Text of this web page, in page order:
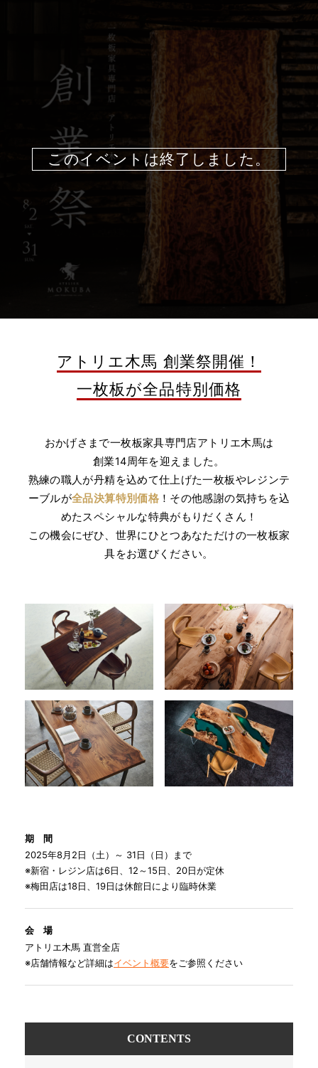
このイベントは終了しました。
アトリエ木馬 創業祭開催！
一枚板が全品特別価格
おかげさまで一枚板家具専門店アトリエ木馬は
創業14周年を迎えました。
熟練の職人が丹精を込めて仕上げた一枚板やレジンテ
ーブルが全品決算特別価格 ！その他感謝の気持ちを込
めたスペシャルな特典がもりだくさん！
この機会にぜひ、世界にひとつあなただけの一枚板家
具をお選びください。
期 間
2025年8月2日（土）～ 31日（日）まで
※新宿・レジン店は6日、12～15日、20日が定休
※梅田店は18日、19日は休館日により臨時休業
会 場
アトリエ木馬 直営全店
※店舗情報など詳細はイベント概要をご参照ください
CONTENTS